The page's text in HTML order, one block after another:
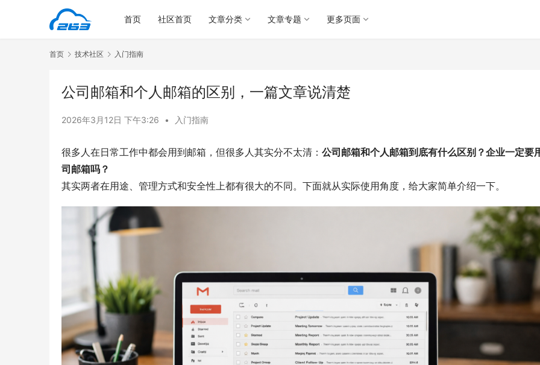
首页 社区首页 文章分类 文章专题 更多页面
首页 技术社区 入门指南
公司邮箱和个人邮箱的区别，一篇文章说清楚
2026年3月12日 下午3:26 • 入门指南
很多人在日常工作中都会用到邮箱，但很多人其实分不太清： 公司邮箱和个人邮箱到底有什么区别？企业一定要
司邮箱吗？
其实两者在用途、管理方式和安全性上都有很大的不同。下面就从实际使用角度，给大家简单介绍一下。